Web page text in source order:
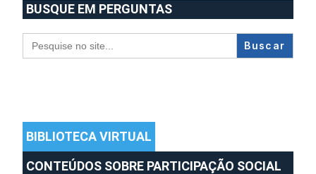
BUSQUE EM PERGUNTAS
Search
for:
BIBLIOTECA VIRTUAL
CONTEÚDOS SOBRE PARTICIPAÇÃO SOCIAL